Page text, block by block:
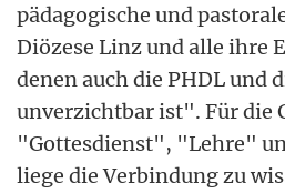
pädagogische und
Diözese Linz und alle ihre
denen auch die PHDL und
unverzichtbar ist". Für die
"Gottesdienst", "Lehre"
liege die Verbindung zu